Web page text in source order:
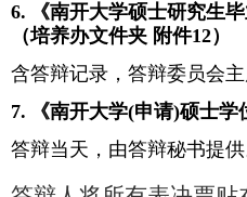
6.
《南开大学硕士研究生
（培养办文件夹 附件12）
含答辩记录，答辩委员会
7.
《南开大学(申请)硕士学
答辩当天，由答辩秘书提供